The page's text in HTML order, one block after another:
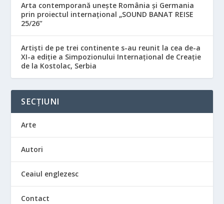
Arta contemporană unește România și Germania
prin proiectul internațional „SOUND BANAT REISE
25/26”
Artiști de pe trei continente s-au reunit la cea de-a
XI-a ediție a Simpozionului Internațional de Creație
de la Kostolac, Serbia
SECȚIUNI
Arte
Autori
Ceaiul englezesc
Contact